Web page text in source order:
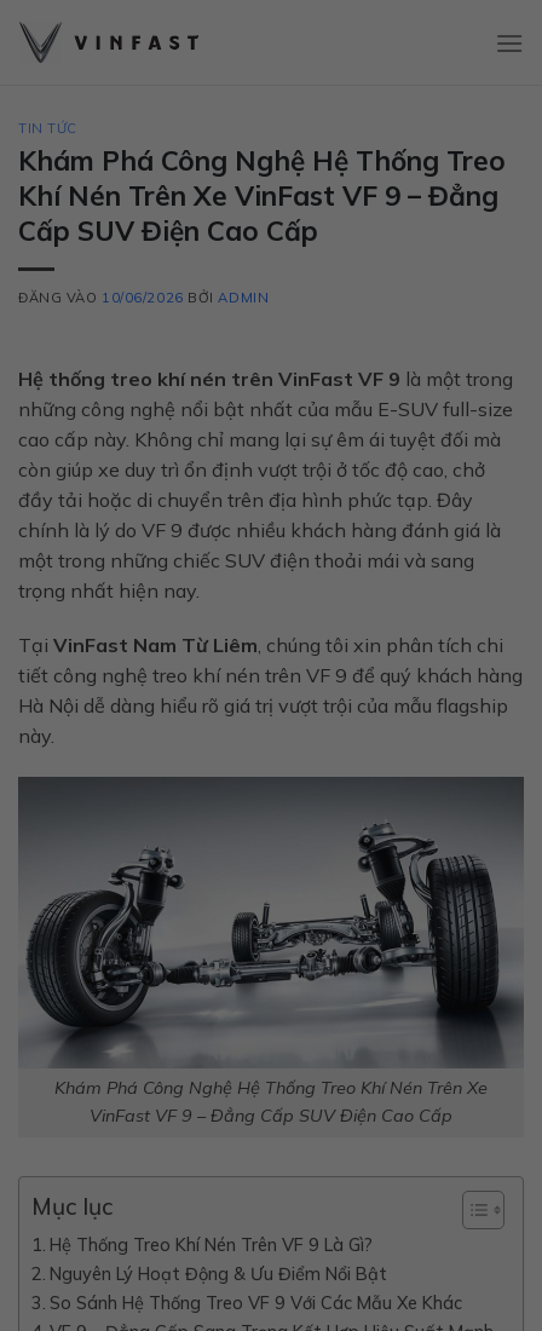
qua
TIN TỨC
Khám Phá Công Nghệ Hệ Thống Treo
Khí Nén Trên Xe VinFast VF 9 – Đẳng
Cấp SUV Điện Cao Cấp
ĐĂNG VÀO 10/06/2026 BỞI ADMIN
Hệ thống treo khí nén trên VinFast VF 9 là một trong
những công nghệ nổi bật nhất của mẫu E-SUV full-size
cao cấp này. Không chỉ mang lại sự êm ái tuyệt đối mà
còn giúp xe duy trì ổn định vượt trội ở tốc độ cao, chở
đầy tải hoặc di chuyển trên địa hình phức tạp. Đây
chính là lý do VF 9 được nhiều khách hàng đánh giá là
một trong những chiếc SUV điện thoải mái và sang
trọng nhất hiện nay.
Tại VinFast Nam Từ Liêm, chúng tôi xin phân tích chi
tiết công nghệ treo khí nén trên VF 9 để quý khách hàng
Hà Nội dễ dàng hiểu rõ giá trị vượt trội của mẫu flagship
này.
Khám Phá Công Nghệ Hệ Thống Treo Khí Nén Trên Xe
VinFast VF 9 – Đẳng Cấp SUV Điện Cao Cấp
Mục lục
Hệ Thống Treo Khí Nén Trên VF 9 Là Gì?
Nguyên Lý Hoạt Động & Ưu Điểm Nổi Bật
So Sánh Hệ Thống Treo VF 9 Với Các Mẫu Xe Khác